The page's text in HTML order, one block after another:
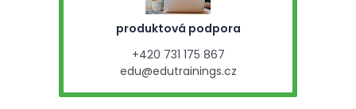
produktová podpora
+420 731 175 867
edu@edutrainings.cz